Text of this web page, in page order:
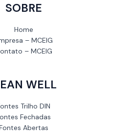
SOBRE
Home
– MCEIG
– MCEIG
WELL
Trilho DIN
Fechadas
Abertas